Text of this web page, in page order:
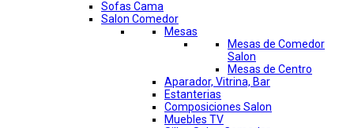
Sofas Cama
Salon Comedor
Mesas
Mesas de Comedor
Salon
Mesas de Centro
Aparador, Vitrina, Bar
Estanterias
Composiciones Salon
Muebles TV